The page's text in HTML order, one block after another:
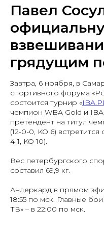
Павел
грядущим
Завтра, 6 ноября, в
спортивного форума
состоится турнир «
чемпион WBA Gold и
претендент на титул
(12-0-0, KO 6)
4-1, KO 10).
Вес петербургского
составил 69,9 кг.
Андеркард в прямом
18:55 по мск. Главные
ТВ» – в 22:00 по мск.